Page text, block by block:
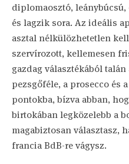
diplomaosztó,
és lagzik sora. Az ideális
asztal nélkülözhetetlen
szervírozott, kellemesen
gazdag választékából
pezsgőféle, a prosecco és
pontokba, bízva abban,
birtokában legközelebb a
magabiztosan választasz,
francia BdB-re vágysz.